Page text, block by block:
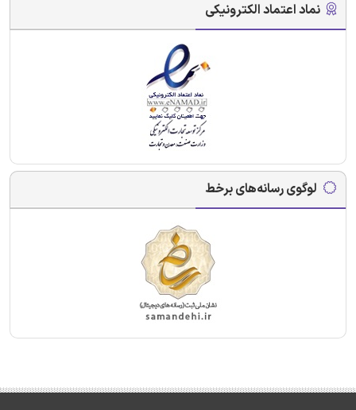
نماد اعتماد الکترونیکی
لوگوی رسانه‌های برخط